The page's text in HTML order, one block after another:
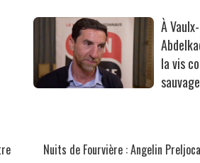
À
la vis
Nuits de Fourvière : Angelin